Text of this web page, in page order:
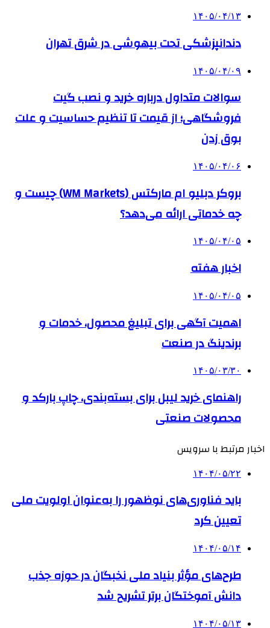
۱۴۰۵/۰۴/۱۳
دندانپزشکی تحت بیهوشی در شرق تهران
۱۴۰۵/۰۴/۰۹
سوالات متداول درباره خرید و نصب گیت
فروشگاهی؛ از قیمت تا تنظیم حساسیت و علت
بوق زدن
۱۴۰۵/۰۴/۰۶
بروکر دبلیو ام مارکتس (WM Markets) چیست و
چه خدماتی ارائه می‌دهد؟
۱۴۰۵/۰۴/۰۵
اخبار هفته
۱۴۰۵/۰۴/۰۵
اهمیت آگهی برای تبلیغ محصول، خدمات و
برندینگ در صنعت
۱۴۰۵/۰۳/۳۰
راهنمای خرید لیبل برای بسته‌بندی، چاپ بارکد و
محصولات صنعتی
اخبار مرتبط با سرویس
۱۴۰۴/۰۵/۲۲
باید فناوری‌های نوظهور را به‌عنوان اولویت ملی
تعیین کرد
۱۴۰۴/۰۵/۱۴
طرح‌های مؤثر بنیاد ملی نخبگان در حوزه جذب
دانش آموختگان برتر تشریح شد
۱۴۰۴/۰۵/۱۳